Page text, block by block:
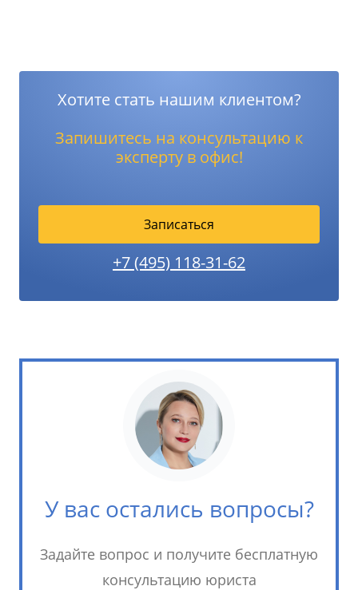
Хотите стать нашим клиентом?
Запишитесь на консультацию к
эксперту в офис!
Записаться
+7 (495) 118-31-62
У вас остались вопросы?
Задайте вопрос и получите бесплатную
консультацию юриста